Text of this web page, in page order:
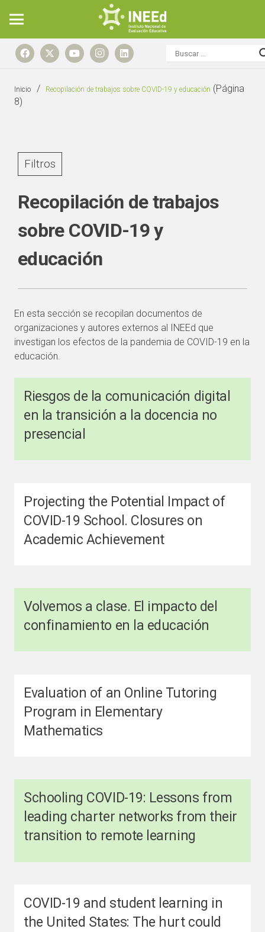
Inicio / Recopilación de trabajos sobre COVID-19 y educación (Página
8)
Filtros
Recopilación de trabajos
sobre COVID-19 y
educación
En esta sección se recopilan documentos de
organizaciones y autores externos al INEEd que
investigan los efectos de la pandemia de COVID-19 en la
educación.
Riesgos de la comunicación digital
en la transición a la docencia no
presencial
Projecting the Potential Impact of
COVID-19 School. Closures on
Academic Achievement
Volvemos a clase. El impacto del
confinamiento en la educación
Evaluation of an Online Tutoring
Program in Elementary
Mathematics
Schooling COVID-19: Lessons from
leading charter networks from their
transition to remote learning
COVID-19 and student learning in
the United States: The hurt could